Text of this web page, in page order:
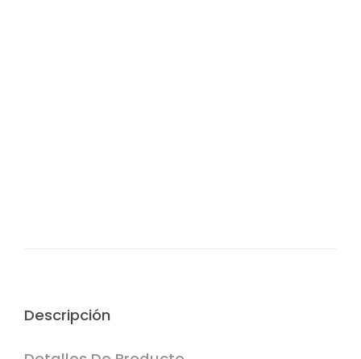
Descripción